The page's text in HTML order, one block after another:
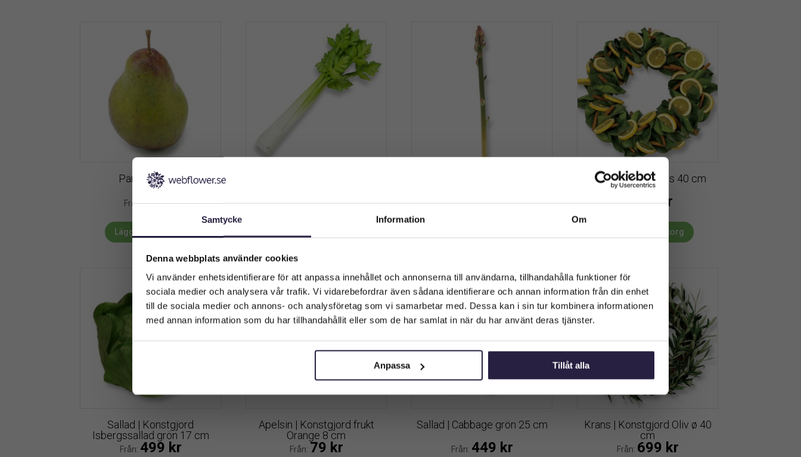
Samtycke Information Om
Denna webbplats använder cookies
Vi använder enhetsidentifierare för att anpassa innehållet och annonserna till användarna, tillhandahålla funktioner för
sociala medier och analysera vår trafik. Vi vidarebefordrar även sådana identifierare och annan information från din enhet
till de sociala medier och annons- och analysföretag som vi samarbetar med. Dessa kan i sin tur kombinera informationen
med annan information som du har tillhandahållit eller som de har samlat in när du har använt deras tjänster.
Anpassa Tillåt alla
Päron | 10 cm
Från:49kr
Lägg till i varukorg
Från:189kr Från:109kr
Krans | Citronkrans 40 cm
1899kr
Lägg till i varukorg
Sallad | Konstgjord
Isbergssallad grön 17 cm
Från: 499 kr
Apelsin | Konstgjord frukt
Orange 8 cm
Från: 79 kr
Sallad | Cabbage grön 25 cm
Från: 449 kr
Krans | Konstgjord Oliv ø 40
cm
Från: 699 kr
Välkommen till Webflower
Vilken typ av kund är du? Du kan alltid justera ditt val längst upp
Företagskund (exkl. moms)